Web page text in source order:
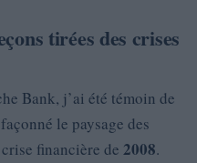
tirées des crises
Bank, j’ai été témoin de
le paysage des
financière de 2008.